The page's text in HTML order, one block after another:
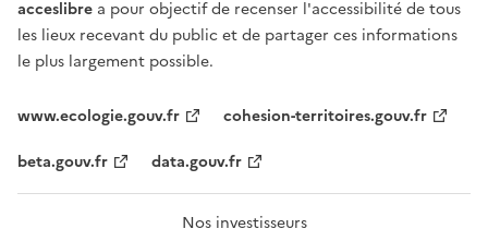
acceslibre a pour objectif de recenser l'accessibilité de tous
les lieux recevant du public et de partager ces informations
le plus largement possible.
www.ecologie.gouv.fr
cohesion-territoires.gouv.fr
beta.gouv.fr
data.gouv.fr
Nos investisseurs